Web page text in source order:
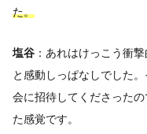
た。
塩谷 ：あれはけっこう衝
と感動しっぱなしでした
会に招待してくださった
た感覚です。